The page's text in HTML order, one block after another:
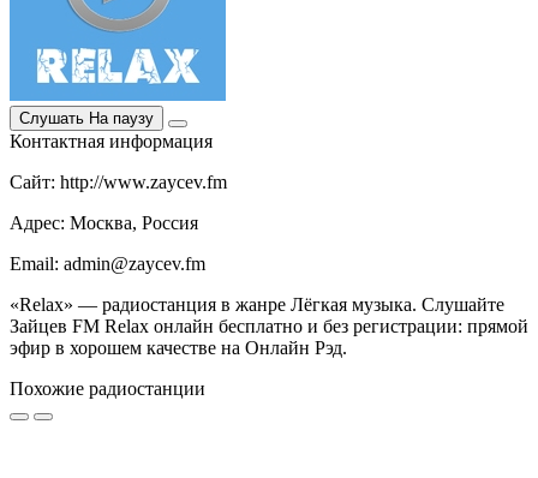
Слушать На паузу
Контактная информация
Сайт: http://www.zaycev.fm
Адрес: Москва, Россия
Email: admin@zaycev.fm
«Relax» — радиостанция в жанре Лёгкая музыка. Слушайте
Зайцев FM Relax онлайн бесплатно и без регистрации: прямой
эфир в хорошем качестве на Онлайн Рэд.
Похожие радиостанции